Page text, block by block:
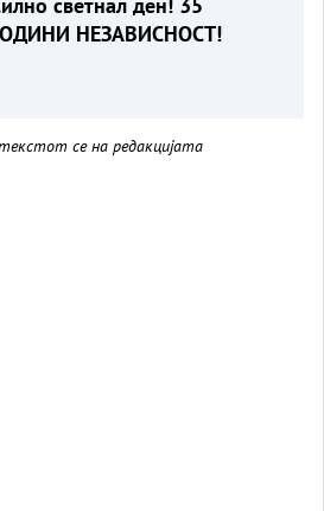
НЕЗАВИСНОСТ!
се на редакцијата